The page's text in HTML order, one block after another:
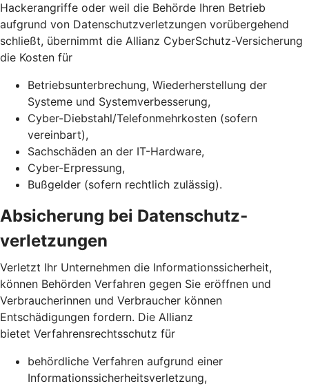
Hackerangriffe oder weil die Behörde Ihren Betrieb
aufgrund von Datenschutz­verletzungen vorübergehend
schließt, übernimmt die Allianz CyberSchutz-Versicherung
die Kosten für
Betriebsunterbrechung, Wiederherstellung der
Systeme und Systemverbesserung,
Cyber-Diebstahl/Telefonmehrkosten (sofern
vereinbart),
Sachschäden an der IT-Hardware,
Cyber-Erpressung,
Bußgelder (sofern rechtlich zulässig).
Absicherung bei Daten­schutz­
verletzungen
Verletzt Ihr Unternehmen die Informationssicherheit,
können Behörden Verfahren gegen Sie eröffnen und
Verbraucherinnen und Verbraucher können
Entschädigungen fordern. Die Allianz
bietet Verfahrensrechtsschutz für
behördliche Verfahren aufgrund einer
Informationssicherheits­verletzung,